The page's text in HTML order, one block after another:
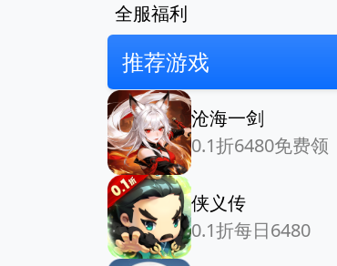
全服福利
推荐游戏
沧海一剑
0.1折6480免费领
侠义传
0.1折每日6480